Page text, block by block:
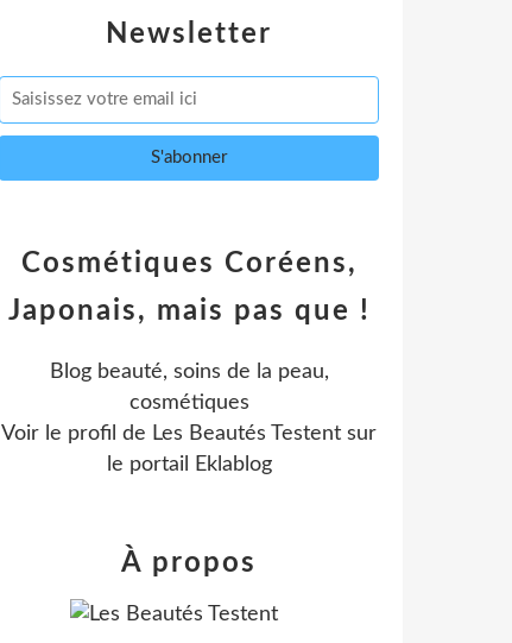
Newsletter
Cosmétiques Coréens,
Japonais, mais pas que !
Blog beauté, soins de la peau,
cosmétiques
Voir le profil de Les Beautés Testent sur
le portail Eklablog
À propos